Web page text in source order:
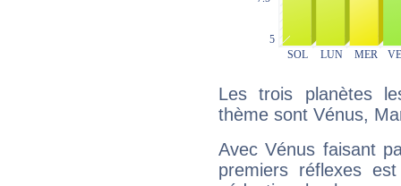
Les trois planètes
thème sont Vénus,
Avec Vénus faisant
premiers réflexes